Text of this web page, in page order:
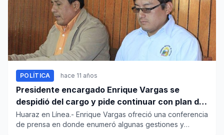
POLÍTICA hace 11 años
Presidente encargado Enrique Vargas se
despidió del cargo y pide continuar con plan de
reactivación económica
Huaraz en Línea.- Enrique Vargas ofreció una conferencia
de prensa en donde enumeró algunas gestiones y